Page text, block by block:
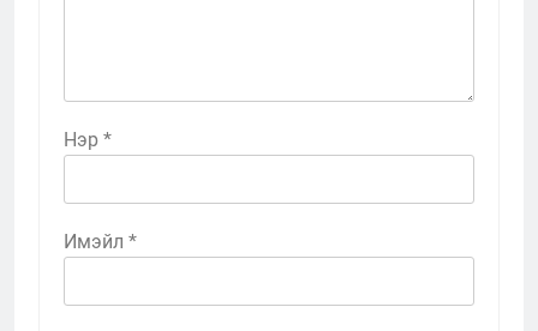
Нэр *
Имэйл *